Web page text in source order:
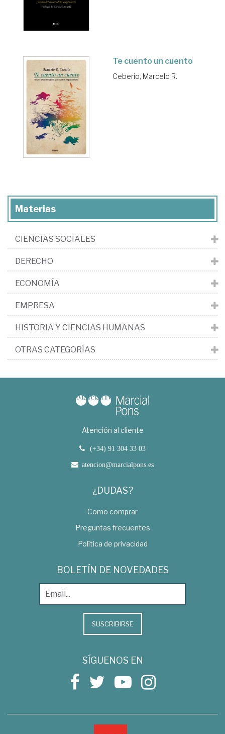
Te cuento un cuento
Ceberio, Marcelo R.
Materias
CIENCIAS SOCIALES
DERECHO
ECONOMÍA
EMPRESA
HISTORIA Y CIENCIAS HUMANAS
OTRAS CATEGORÍAS
Atención al cliente
(+34) 91 304 33 03
atencion@marcialpons.es
¿DUDAS?
Como comprar
Preguntas frecuentes
Política de privacidad
BOLETÍN DE NOVEDADES
SUSCRIBIRSE
SÍGUENOS EN